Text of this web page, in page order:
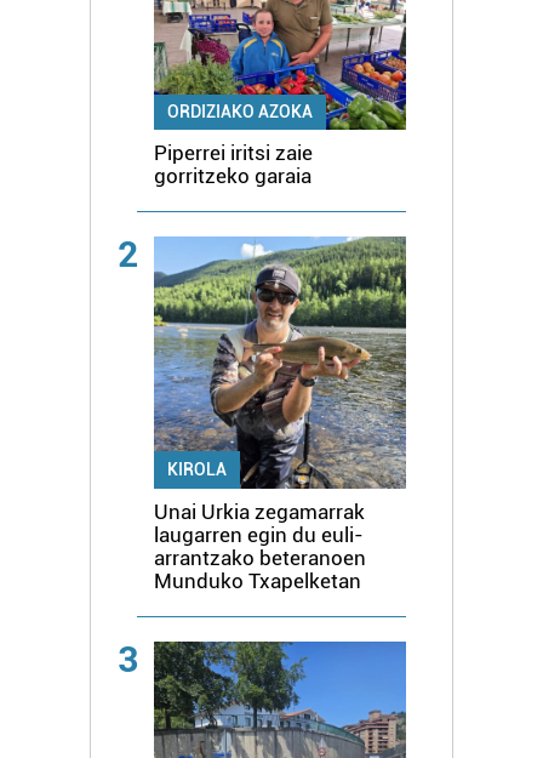
ORDIZIAKO AZOKA
Piperrei iritsi zaie
gorritzeko garaia
2
KIROLA
Unai Urkia zegamarrak
laugarren egin du euli-
arrantzako beteranoen
Munduko Txapelketan
3